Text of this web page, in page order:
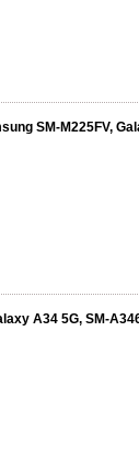
SM-M225FV,
A34 5G, SM-